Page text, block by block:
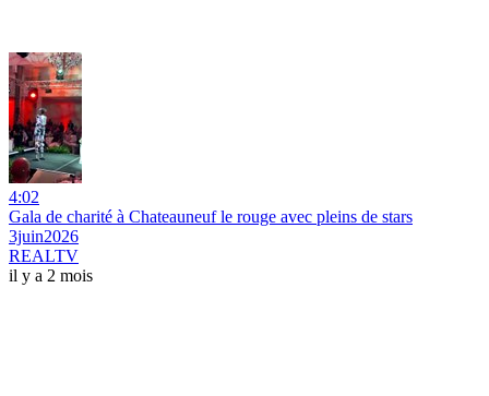
4:02
Gala de charité à Chateauneuf le rouge avec pleins de stars
3juin2026
REALTV
il y a 2 mois